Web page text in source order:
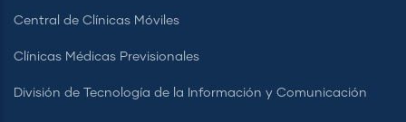
Central de Clínicas Móviles
Clínicas Médicas Previsionales
División de Tecnología de la Información y Comunicación